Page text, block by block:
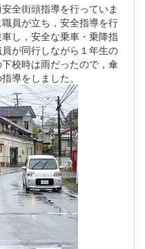
全街頭指導を行っていま
員が立ち，安全指導を行
し，安全な乗車・乗降指
が同行しながら１年生の
校時は雨だったので，傘
導をしました。